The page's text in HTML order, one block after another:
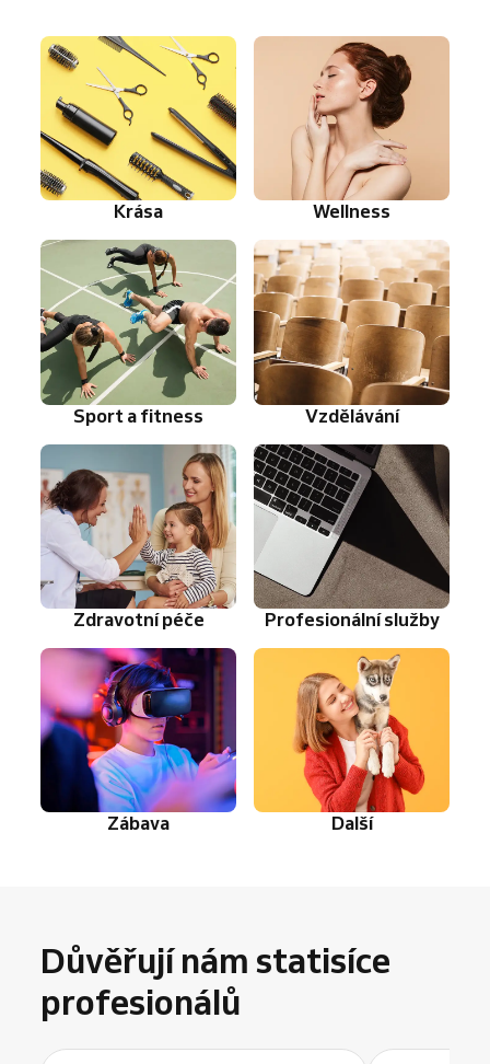
Krása Wellness
Sport a fitness Vzdělávání
Zdravotní péče Profesionální služby
Zábava Další
Důvěřují nám statisíce
profesionálů